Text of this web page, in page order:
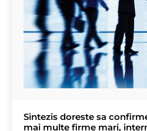
Sintezis doreste sa
mai multe firme mari,